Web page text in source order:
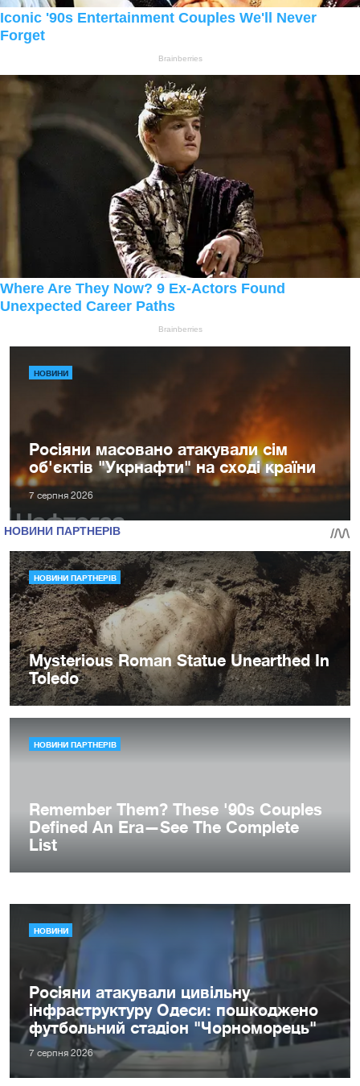
НОВИНИ
Росіяни масовано атакували сім
об'єктів "Укрнафти" на сході країни
7 серпня 2026
НОВИНИ
Росіяни атакували цивільну
інфраструктуру Одеси: пошкоджено
футбольний стадіон "Чорноморець"
7 серпня 2026